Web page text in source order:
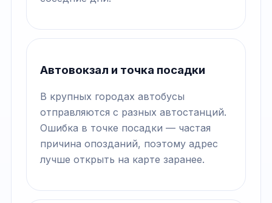
Автовокзал и точка посадки
В крупных городах автобусы
отправляются с разных автостанций.
Ошибка в точке посадки — частая
причина опозданий, поэтому адрес
лучше открыть на карте заранее.